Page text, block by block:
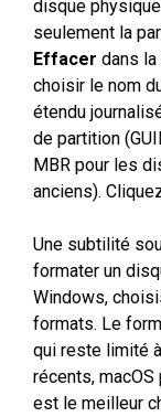
disque
seulement la
Effacer dans la
choisir le nom
étendu
de partition
MBR pour les
anciens).
Une subtilité
formater un
Windows,
formats. Le
qui reste limité
récents,
est le meilleur